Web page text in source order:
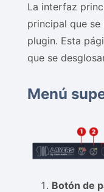
La interfaz
principal que
plugin. Esta
que se
Menú
Botón de